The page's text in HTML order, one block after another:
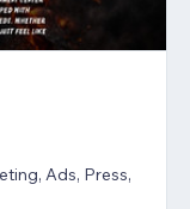
Ads, Press,